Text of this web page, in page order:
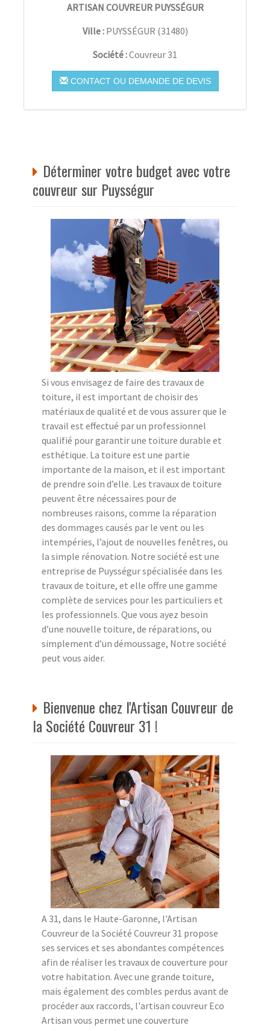
ARTISAN COUVREUR PUYSSÉGUR
Ville : PUYSSÉGUR (31480)
Société :Couvreur 31
CONTACT OU DEMANDE DE DEVIS
Déterminer votre budget avec votre
couvreur sur Puysségur
Si vous envisagez de faire des travaux de
toiture, il est important de choisir des
matériaux de qualité et de vous assurer que le
travail est effectué par un professionnel
qualifié pour garantir une toiture durable et
esthétique. La toiture est une partie
importante de la maison, et il est important
de prendre soin d’elle. Les travaux de toiture
peuvent être nécessaires pour de
nombreuses raisons, comme la réparation
des dommages causés par le vent ou les
intempéries, l’ajout de nouvelles fenêtres, ou
la simple rénovation. Notre société est une
entreprise de Puysségur spécialisée dans les
travaux de toiture, et elle offre une gamme
complète de services pour les particuliers et
les professionnels. Que vous ayez besoin
d’une nouvelle toiture, de réparations, ou
simplement d’un démoussage, Notre société
peut vous aider.
Bienvenue chez l'Artisan Couvreur de
la Société Couvreur 31 !
A 31, dans le Haute-Garonne, l'Artisan
Couvreur de la Société Couvreur 31 propose
ses services et ses abondantes compétences
afin de réaliser les travaux de couverture pour
votre habitation. Avec une grande toiture,
mais également des combles perdus avant de
procéder aux raccords, l'artisan couvreur Eco
Artisan vous permet une couverture